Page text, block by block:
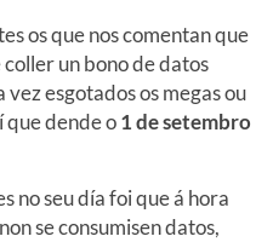
os que nos comentan que
un bono de datos
esgotados os megas ou
que dende o1 de setembro
no seu día foi que á hora
non se consumisen datos,